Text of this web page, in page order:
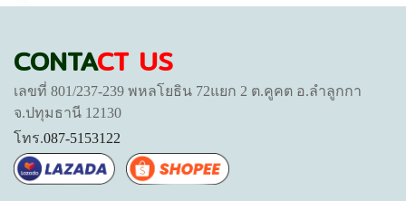
CONTACT US
เลขที่ 801/237-239 พหลโยธิน 72แยก 2 ต.คูคต อ.ลำลูกกา
จ.ปทุมธานี 12130
โทร.087-5153122